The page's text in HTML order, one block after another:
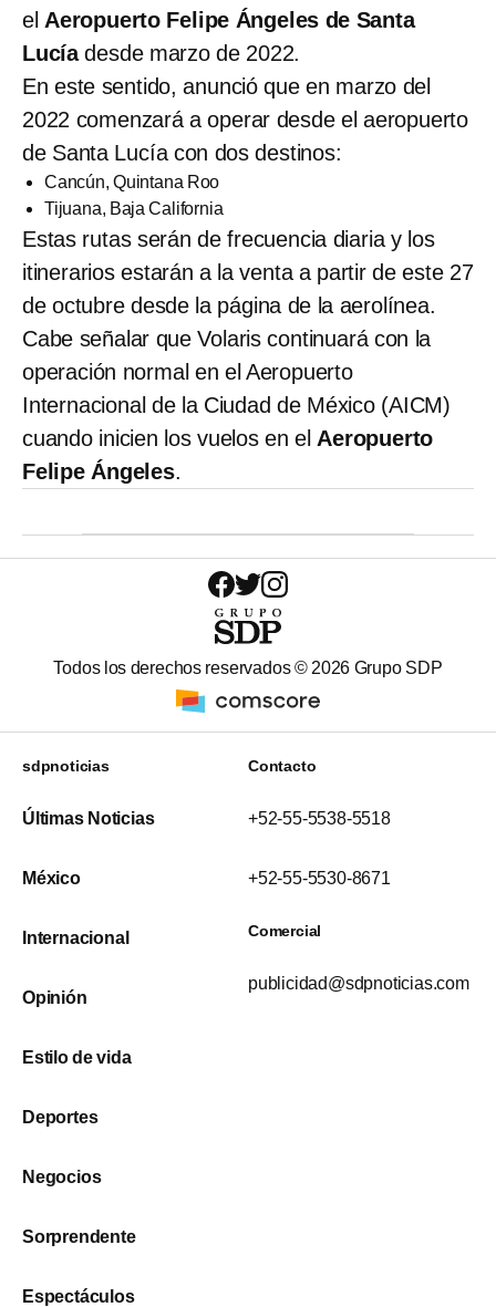
el Aeropuerto Felipe Ángeles de Santa
Lucíadesde marzo de 2022.
En este sentido, anunció que en marzo del
2022 comenzará a operar desde el aeropuerto
de Santa Lucía con dos destinos:
Cancún, Quintana Roo
Tijuana, Baja California
Estas rutas serán de frecuencia diaria y los
itinerarios estarán a la venta a partir de este 27
de octubre desde la página de la aerolínea.
Cabe señalar que Volaris continuará con la
operación normal en el Aeropuerto
Internacional de la Ciudad de México (AICM)
cuando inicien los vuelos en el Aeropuerto
Felipe Ángeles.
Todos los derechos reservados © 2026 Grupo SDP
sdpnoticias
Últimas Noticias
México
Internacional
Opinión
Estilo de vida
Deportes
Negocios
Sorprendente
Espectáculos
Contacto
+52-55-5538-5518
+52-55-5530-8671
Comercial
publicidad@sdpnoticias.com